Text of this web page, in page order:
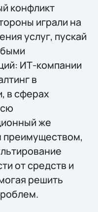
конфликт
играли на
услуг, пускай
ИТ-компании
в
в сферах
же
преимуществом,
от средств и
решить